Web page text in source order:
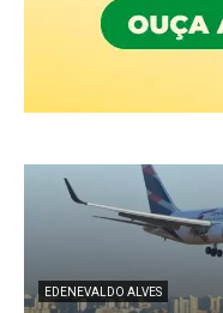
EDENEVALDO ALVES